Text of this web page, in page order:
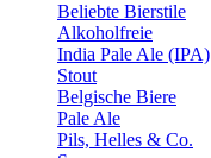
Beliebte Bierstile
Alkoholfreie
India Pale Ale (IPA)
Stout
Belgische Biere
Pale Ale
Pils, Helles & Co.